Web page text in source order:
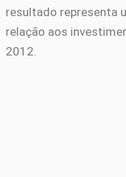
resultado representa
relação aos
2012.